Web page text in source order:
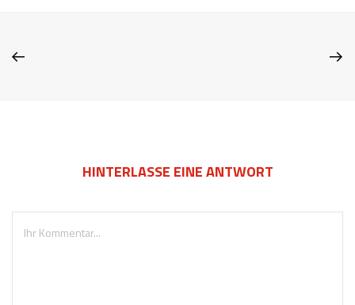
HINTERLASSE EINE ANTWORT